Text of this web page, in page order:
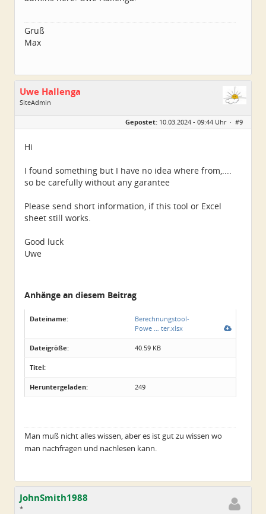
Gruß
Max
Uwe Hallenga
SiteAdmin
Geschlecht:
Homepage:
kleinwindanlagen.d…
Dabei seit:
Gepostet: 10.03.2024 - 09:44 Uhr · #9
Hi
I found something but I have no idea where from,....
so be carefully without any garantee
Please send short information, if this tool or Excel
sheet still works.
Good luck
Uwe
Anhänge an diesem Beitrag
Dateiname:
Berechnungstool-
Powe … ter.xlsx
Dateigröße: 40.59 KB
Titel:
Heruntergeladen: 249
Man muß nicht alles wissen, aber es ist gut zu wissen wo
man nachfragen und nachlesen kann.
JohnSmith1988
*